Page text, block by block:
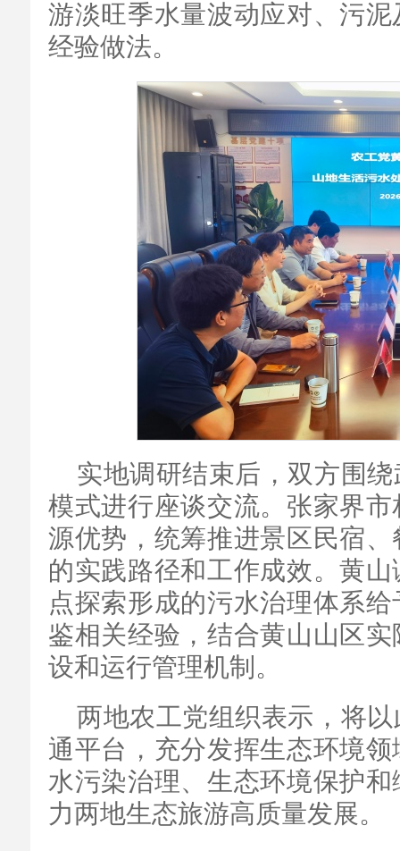
游淡旺季水量波动应对、污
经验做法。
实地调研结束后，双方围
模式进行座谈交流。张家界
源优势，统筹推进景区民宿
的实践路径和工作成效。黄
点探索形成的污水治理体系
鉴相关经验，结合黄山山区
设和运行管理机制。
两地农工党组织表示，将
通平台，充分发挥生态环境
水污染治理、生态环境保护
力两地生态旅游高质量发展。